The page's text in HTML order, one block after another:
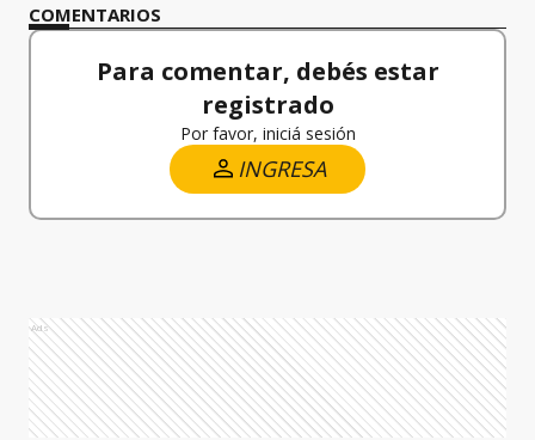
COMENTARIOS
Para comentar, debés estar
registrado
Por favor, iniciá sesión
INGRESA
Ads